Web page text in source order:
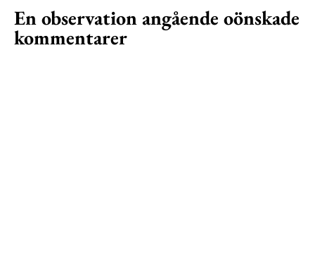
En observation angående oönskade
kommentarer